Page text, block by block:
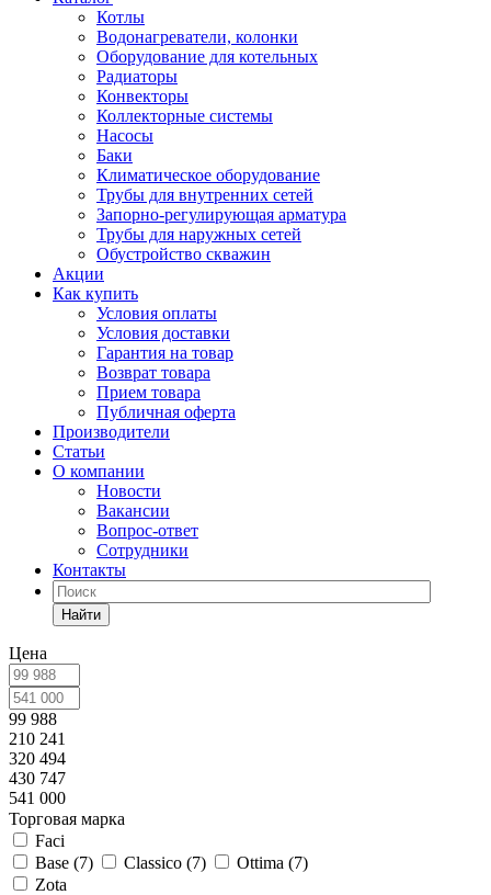
Котлы
Водонагреватели, колонки
Оборудование для котельных
Радиаторы
Конвекторы
Коллекторные системы
Насосы
Баки
Климатическое оборудование
Трубы для внутренних сетей
Запорно-регулирующая арматура
Трубы для наружных сетей
Обустройство скважин
Акции
Как купить
Условия оплаты
Условия доставки
Гарантия на товар
Возврат товара
Прием товара
Публичная оферта
Производители
Статьи
О компании
Новости
Вакансии
Вопрос-ответ
Сотрудники
Контакты
Найти
Цена
99 988
210 241
320 494
430 747
541 000
Торговая марка
Faci
Base (7) Classico (7) Ottima (7)
Zota